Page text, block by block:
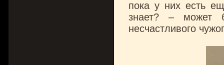
пока у них есть
знает? – может
несчастливого